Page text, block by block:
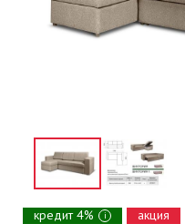
кредит 4% i акция